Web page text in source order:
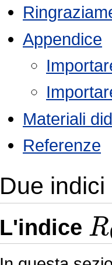
Appendice
Materiali
Referenze
Due
L'indice
R